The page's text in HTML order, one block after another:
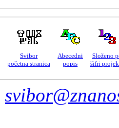
Svibor
početna stranica
Abecedni
popis
Složeno
šifri